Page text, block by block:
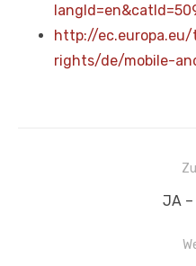
http://
rights/de/mobile-
JA